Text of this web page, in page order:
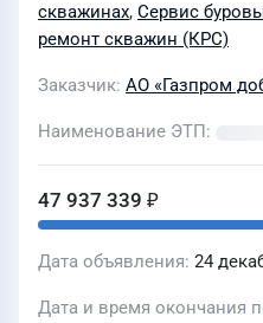
скважинах, Сервис
ремонт скважин (КРС)
Заказчик АО «Газпром
Наименование ЭТП
47 937 339 ₽
Дата объявления 24
Дата и время окончания